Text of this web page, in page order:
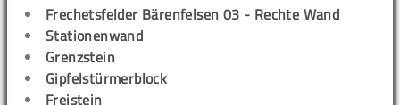
Frechetsfelder Bärenfelsen 03 - Rechte Wand
Stationenwand
Grenzstein
Gipfelstürmerblock
Freistein